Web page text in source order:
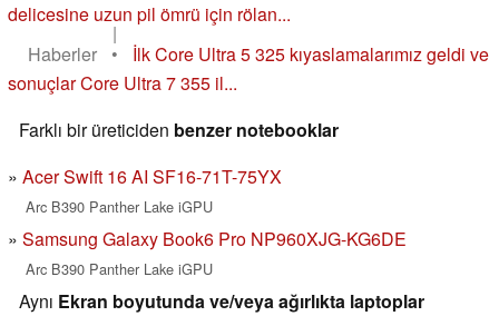
delicesine uzun pil ömrü için rölan...
|
Haberler
•
İlk Core Ultra 5 325 kıyaslamalarımız geldi ve
sonuçlar Core Ultra 7 355 il...
Farklı bir üreticiden benzer notebooklar
Acer Swift 16 AI SF16-71T-75YX
Arc B390 Panther Lake iGPU
Samsung Galaxy Book6 Pro NP960XJG-KG6DE
Arc B390 Panther Lake iGPU
Aynı Ekran boyutunda ve/veya ağırlıkta laptoplar